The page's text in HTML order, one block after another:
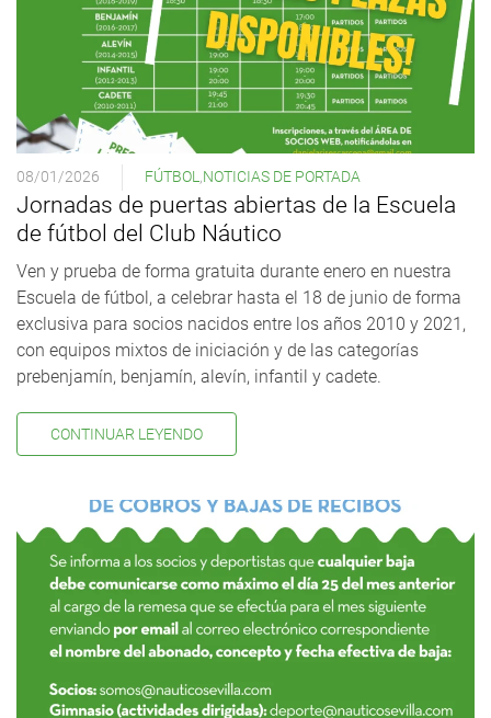
08/01/2026 FÚTBOL,NOTICIAS DE PORTADA
Jornadas de puertas abiertas de la Escuela
de fútbol del Club Náutico
Ven y prueba de forma gratuita durante enero en nuestra
Escuela de fútbol, a celebrar hasta el 18 de junio de forma
exclusiva para socios nacidos entre los años 2010 y 2021,
con equipos mixtos de iniciación y de las categorías
prebenjamín, benjamín, alevín, infantil y cadete.
CONTINUAR LEYENDO